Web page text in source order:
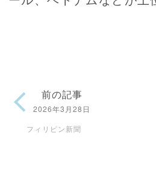
前の記事
2026年3月28日
フィリピン新聞